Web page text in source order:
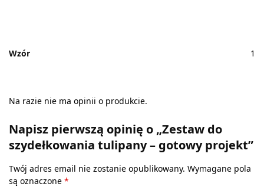
Wzór 1
Na razie nie ma opinii o produkcie.
Napisz pierwszą opinię o „Zestaw do
szydełkowania tulipany – gotowy projekt”
Twój adres email nie zostanie opublikowany. Wymagane pola
są oznaczone *